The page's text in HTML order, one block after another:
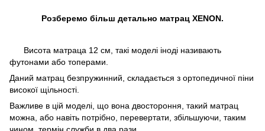
Розберемо більш детально матрац XENON.
Висота матраца 12 см, такі моделі іноді називають
футонами або топерами.
Даний матрац безпружинний, складається з ортопедичної піни
високої щільності.
Важливе в цій моделі, що вона двостороння, такий матрац
можна, або навіть потрібно, перевертати, збільшуючи, таким
чином, термін служби в два рази.